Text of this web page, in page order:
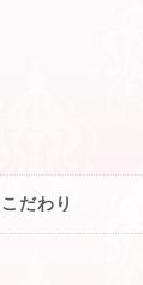
だわり